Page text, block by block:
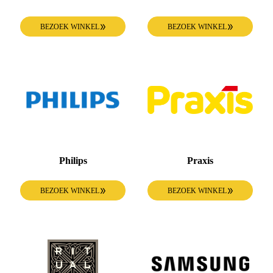
BEZOEK WINKEL BEZOEK WINKEL
Philips
BEZOEK WINKEL
Praxis
BEZOEK WINKEL